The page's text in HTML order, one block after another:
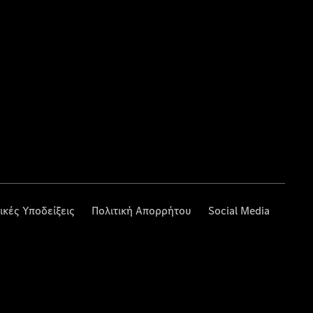
Υποδείξεις Πολιτική Απορρήτου Social Media